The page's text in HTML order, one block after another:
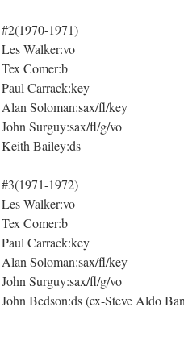
#2(1970-1971)
Les Walker:vo
Tex Comer:b
Paul Carrack:key
Alan Soloman:sax/fl/key
John Surguy:sax/fl/g/vo
Keith Bailey:ds
#3(1971-1972)
Les Walker:vo
Tex Comer:b
Paul Carrack:key
Alan Soloman:sax/fl/key
John Surguy:sax/fl/g/vo
John Bedson:ds (ex-Steve Aldo